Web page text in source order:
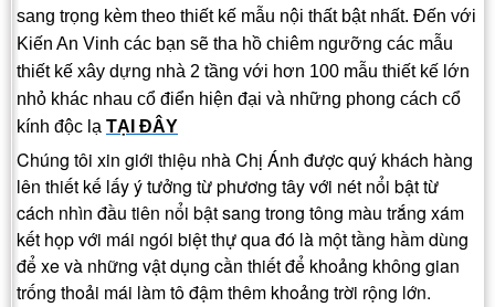
sang trọng kèm theo thiết kế mẫu nội thất bật nhất. Đến với
Kiến An Vinh các bạn sẽ tha hồ chiêm ngưỡng các mẫu
thiết kế xây dựng nhà 2 tầng với hơn 100 mẫu thiết kế lớn
nhỏ khác nhau cổ điển hiện đại và những phong cách cổ
kính độc lạ TẠI ĐÂY
Chúng tôi xin giới thiệu nhà Chị Ánh được quý khách hàng
lên thiết kế lấy ý tưởng từ phương tây với nét nổi bật từ
cách nhìn đầu tiên nổi bật sang trong tông màu trắng xám
kết họp với mái ngói biệt thự qua đó là một tầng hầm dùng
để xe và những vật dụng cần thiết để khoảng không gian
trống thoải mái làm tô đậm thêm khoảng trời rộng lớn.